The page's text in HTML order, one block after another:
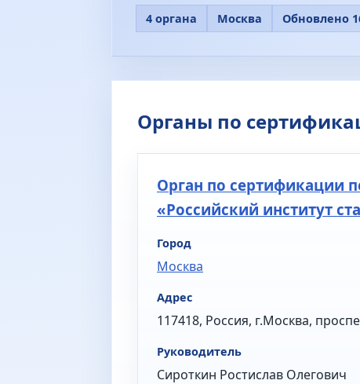
4 органа Москва Обновлено
Органы по
Орган по сертификации
«Российский институт
Город
Москва
Адрес
117418, Россия, г.Москва,
Руководитель
Сироткин Ростислав Олегович